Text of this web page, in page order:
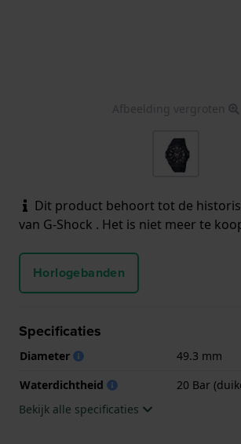
Afbeelding vergroten
Dit product behoort tot de
van G-Shock . Het is niet meer te
Horlogebanden
Specificaties
Diameter
49.3 mm
Waterdichtheid
20 Bar
Bekijk alle specificaties